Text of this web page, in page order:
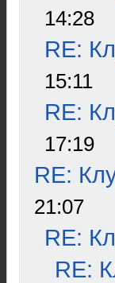
14:28
RE:
15:11
RE:
17:19
RE:
21:07
RE:
RE: